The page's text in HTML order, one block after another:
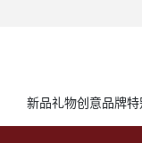
新品礼物创意品牌特